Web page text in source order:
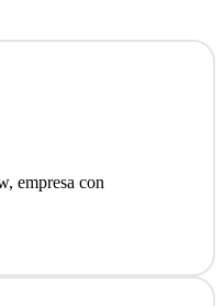
empresa con